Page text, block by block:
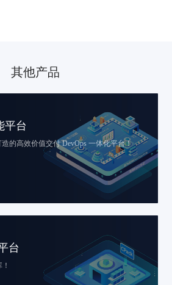
其他产品
平台
造的高效价值交付 DevOps 一体化平台！
台